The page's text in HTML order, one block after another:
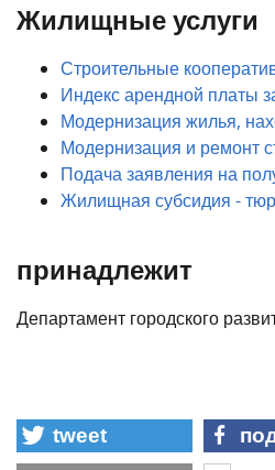
Жилищные услуги
Строительные
Индекс арендной платы
Модернизация жилья,
Модернизация и ремонт
Подача заявления на
Жилищная субсидия -
принадлежит
Департамент городского
tweet